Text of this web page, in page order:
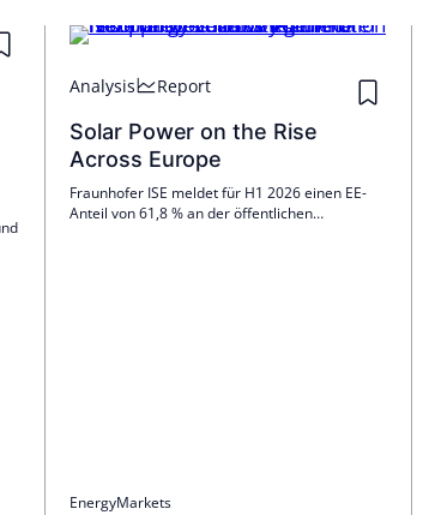
Analysis Report
Solar Power on the Rise
Across Europe
Fraunhofer ISE meldet für H1 2026 einen EE-
Anteil von 61,8 % an der öffentlichen
EnergyMarkets